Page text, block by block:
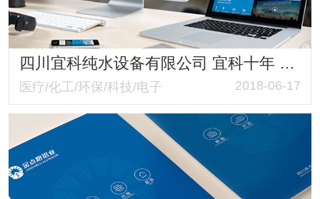
四川宜科纯水设备有限公司 宜科十年 品质奉献 医疗纯水设备 透析用水设备网站改版建设
医疗/化工/环保/科技/电子 2018-06-17